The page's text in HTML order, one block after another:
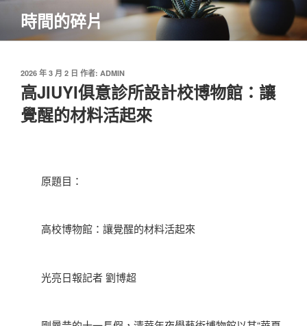
主
時間的碎片
發
佈
於
2026 年 3 月 2 日 作者: ADMIN
高JIUYI俱意診所設計校博物館：讓
覺醒的材料活起來
原題目：
高校博物館：讓覺醒的材料活起來
光亮日報記者 劉博超